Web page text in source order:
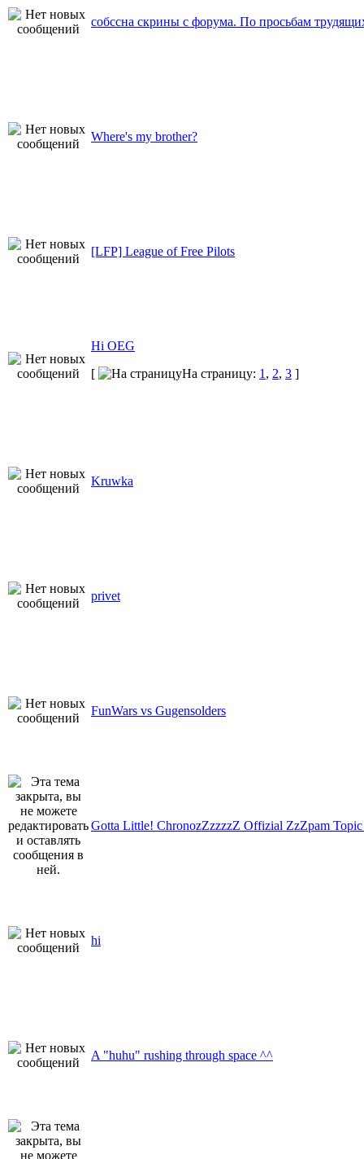
собссна скрины с форума. По просьбам
Where's my brother?
[LFP] League of Free Pilots
Hi OEG
[
На страницу: 1 , 2, 3 ]
Kruwka
privet
FunWars vs Gugensolders
Gotta Little! ChronozZzzzzZ Offizial ZzZpam Topic
hi
A "huhu" rushing through space ^^